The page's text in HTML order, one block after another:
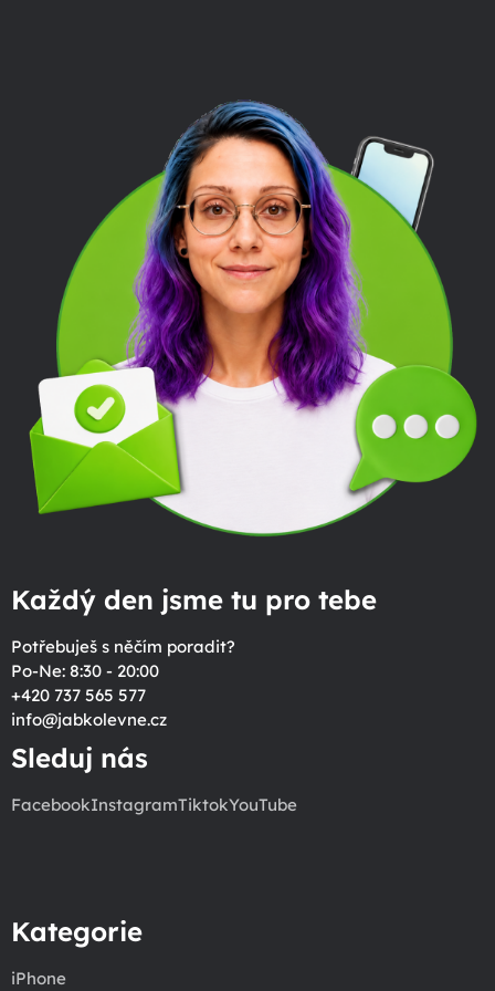
Každý den jsme tu pro tebe
Potřebuješ s něčím poradit?
Po-Ne: 8:30 - 20:00
+420 737 565 577
info@jabkolevne.cz
Sleduj nás
FacebookInstagramTiktokYouTube
Kategorie
iPhone